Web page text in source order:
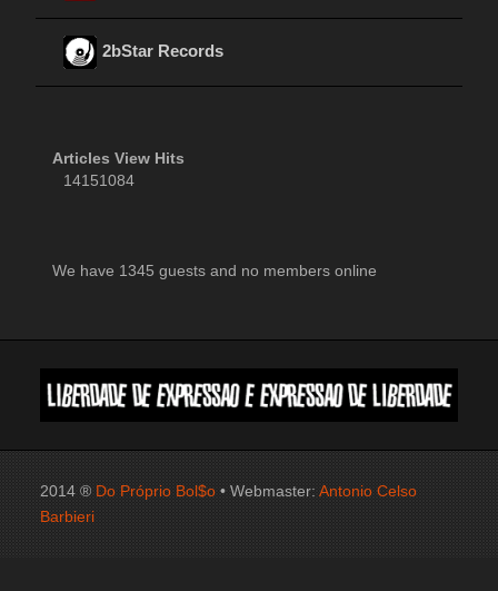
2bStar Records
Articles View Hits
14151084
We have 1345 guests and no members online
2014 ® Do Próprio Bol$o • Webmaster:Antonio Celso
Barbieri